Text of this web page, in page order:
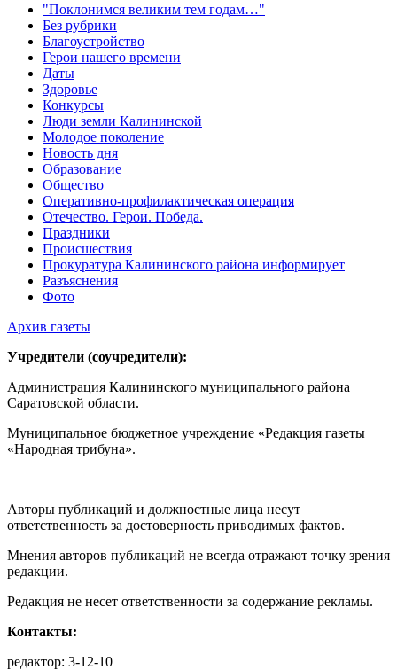
"Поклонимся великим тем годам…"
Без рубрики
Благоустройство
Герои нашего времени
Даты
Здоровье
Конкурсы
Люди земли Калининской
Молодое поколение
Новость дня
Образование
Общество
Оперативно-профилактическая операция
Отечество. Герои. Победа.
Праздники
Происшествия
Прокуратура Калининского района информирует
Разъяснения
Фото
Архив газеты
Учредители (соучредители):
Администрация Калининского муниципального района
Саратовской области.
Муниципальное бюджетное учреждение «Редакция газеты
«Народная трибуна».
Авторы публикаций и должностные лица несут
ответственность за достоверность приводимых фактов.
Мнения авторов публикаций не всегда отражают точку зрения
редакции.
Редакция не несет ответственности за содержание рекламы.
Контакты:
редактор: 3-12-10